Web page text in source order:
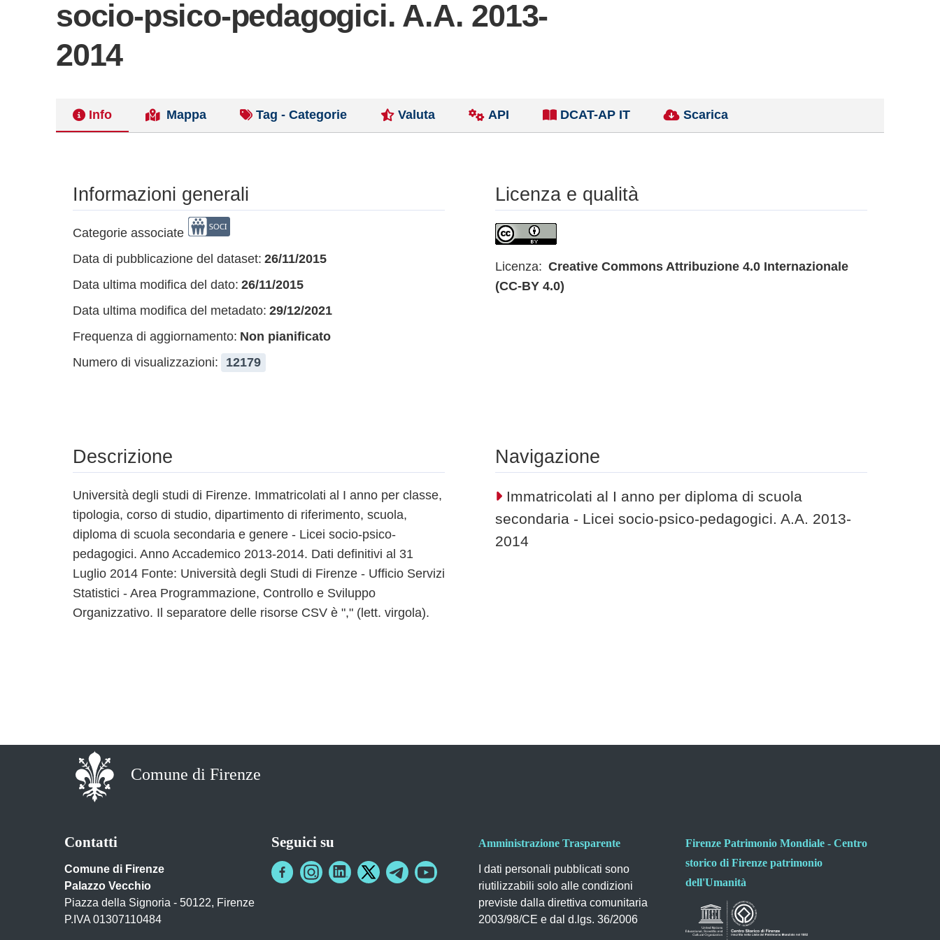
socio-psico-pedagogici. A.A. 2013-
2014
Info Mappa Tag - Categorie Valuta API DCAT-AP IT Scarica
Informazioni generali
Categorie associate
Data di pubblicazione del dataset: 26/11/2015
Data ultima modifica del dato: 26/11/2015
Data ultima modifica del metadato: 29/12/2021
Frequenza di aggiornamento: Non pianificato
Numero di visualizzazioni:
12179
Licenza e qualità
Licenza: Creative Commons Attribuzione 4.0 Internazionale
(CC-BY 4.0)
Descrizione
Università degli studi di Firenze. Immatricolati al I anno per classe,
tipologia, corso di studio, dipartimento di riferimento, scuola,
diploma di scuola secondaria e genere - Licei socio-psico-
pedagogici. Anno Accademico 2013-2014. Dati definitivi al 31
Luglio 2014 Fonte: Università degli Studi di Firenze - Ufficio Servizi
Statistici - Area Programmazione, Controllo e Sviluppo
Organizzativo. Il separatore delle risorse CSV è "," (lett. virgola).
Navigazione
Immatricolati al I anno per diploma di scuola
secondaria - Licei socio-psico-pedagogici. A.A. 2013-
2014
Comune di Firenze
Contatti
Comune di Firenze
Palazzo Vecchio
Piazza della Signoria - 50122, Firenze
P.IVA 01307110484
Seguici su Amministrazione Trasparente
I dati personali pubblicati sono
riutilizzabili solo alle condizioni
previste dalla direttiva comunitaria
2003/98/CE e dal d.lgs. 36/2006
Firenze Patrimonio Mondiale - Centro
storico di Firenze patrimonio
dell'Umanità